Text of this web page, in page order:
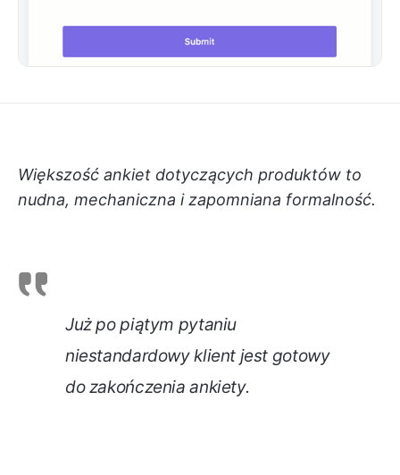
Większość ankiet dotyczących produktów to
nudna, mechaniczna i zapomniana formalność.
Już po piątym pytaniu
niestandardowy klient jest gotowy
do zakończenia ankiety.